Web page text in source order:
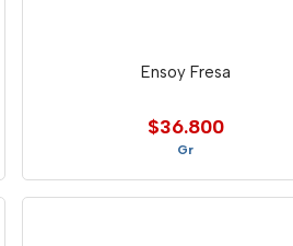
Ensoy Fresa
$36.800
Gr